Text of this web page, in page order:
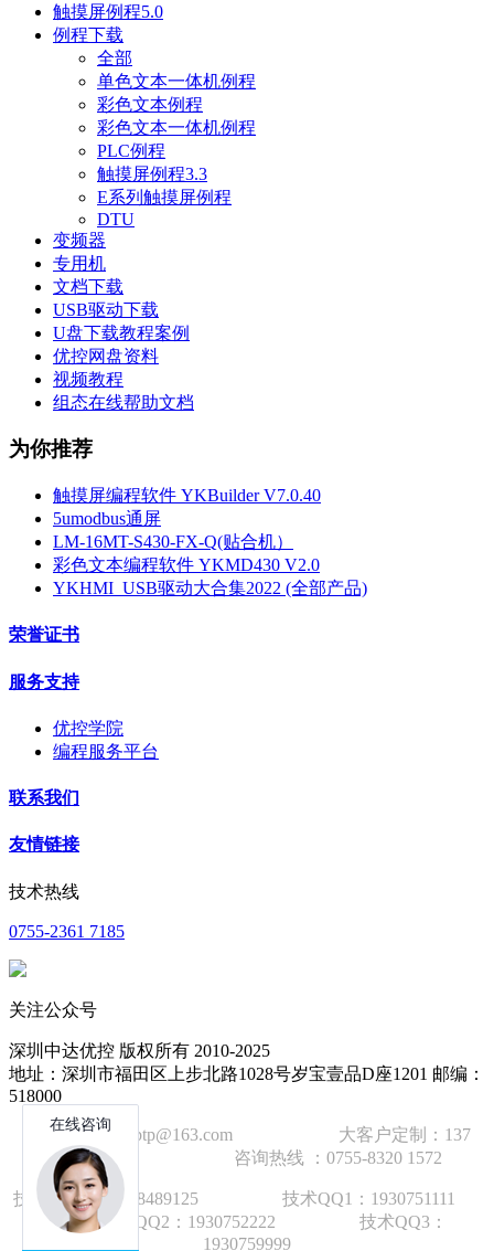
触摸屏例程5.0
例程下载
全部
单色文本一体机例程
彩色文本例程
彩色文本一体机例程
PLC例程
触摸屏例程3.3
E系列触摸屏例程
DTU
变频器
专用机
文档下载
USB驱动下载
U盘下载教程案例
优控网盘资料
视频教程
组态在线帮助文档
为你推荐
触摸屏编程软件 YKBuilder V7.0.40
5umodbus通屏
LM-16MT-S430-FX-Q(贴合机）
彩色文本编程软件 YKMD430 V2.0
YKHMI_USB驱动大合集2022 (全部产品)
荣誉证书
服务支持
优控学院
编程服务平台
联系我们
友情链接
技术热线
0755-2361 7185
关注公众号
深圳中达优控 版权所有 2010-2025
地址：深圳市福田区上步北路1028号岁宝壹品D座1201 邮编：
518000
技术邮箱：wzbtp@163.com 大客户定制：137
1392 2586 咨询热线 ：0755-8320 1572
技术手机：18928489125
技术QQ1：1930751111
技术QQ2：1930752222 技术QQ3：
1930759999